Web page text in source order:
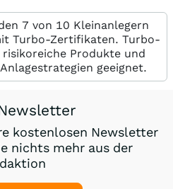
7 von 10 Kleinanlegern
Turbo-Zertifikaten. Turbo-
Produkte und
geeignet.
kostenlosen Newsletter
nichts mehr aus der